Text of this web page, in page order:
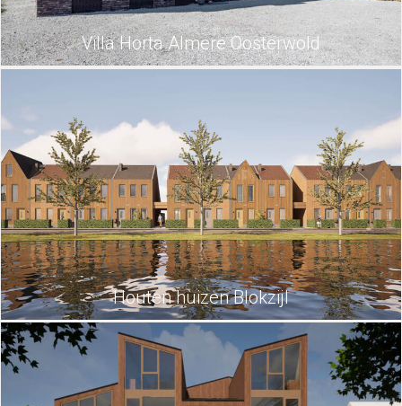
Villa Horta Almere Oosterwold
Houten huizen Blokzijl